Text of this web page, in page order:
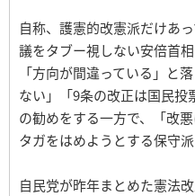
自称、護憲的改憲派だけあ
議をタブー視しない安倍首
「方向が間違っている」と
ない」「9条の改正は国民
の勧めをする一方で、「改
タガをはめようとする保守
自民党が昨年まとめた憲法